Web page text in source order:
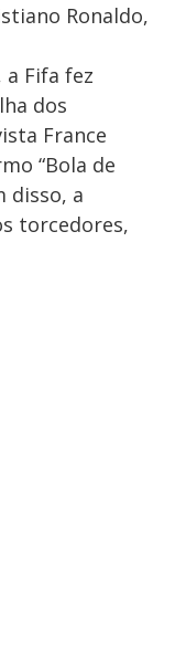
Ronaldo,
a Fifa fez
dos
France
“Bola de
disso, a
torcedores,